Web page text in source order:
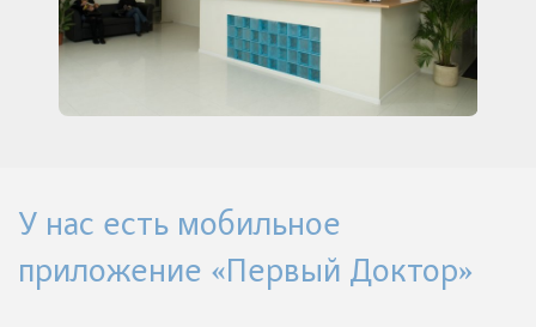
У нас есть мобильное
приложение «Первый Доктор»